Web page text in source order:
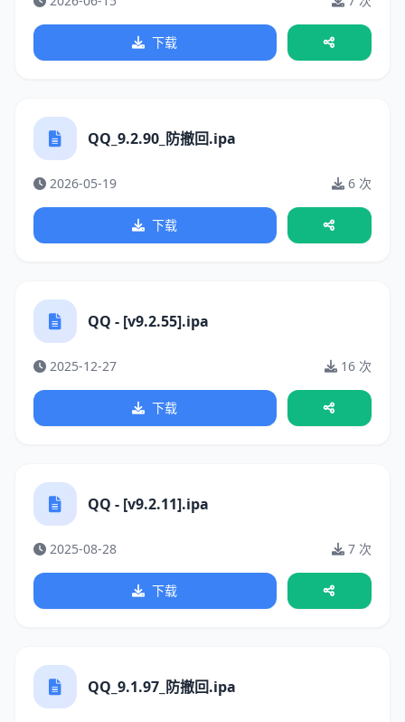
下载
QQ_9.2.90_防撤回.ipa
2026-05-19 6 次
下载
QQ - [v9.2.55].ipa
2025-12-27 16 次
下载
QQ - [v9.2.11].ipa
2025-08-28 7 次
下载
QQ_9.1.97_防撤回.ipa